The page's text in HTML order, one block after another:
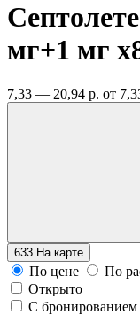
мг+1 мг
7,33 — 20,94 р. от
633 На карте
По цене
По
Открыто
С бронированием